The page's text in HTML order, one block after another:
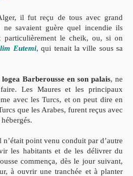
il fut reçu de tous avec grand
ne savaient guère quel incendie ils
particulièrement le cheik, ou, si on
Eutemi, qui tenait la ville sous sa
Barberousse en son palais, ne
Les Maures et les principaux
avec les Turcs, et on peut dire en
que les Arabes, furent reçus avec
point venu conduit par d’autre
les habitants et de les délivrer du
commença, dès le jour suivant,
à ouvrir une tranchée et à planter